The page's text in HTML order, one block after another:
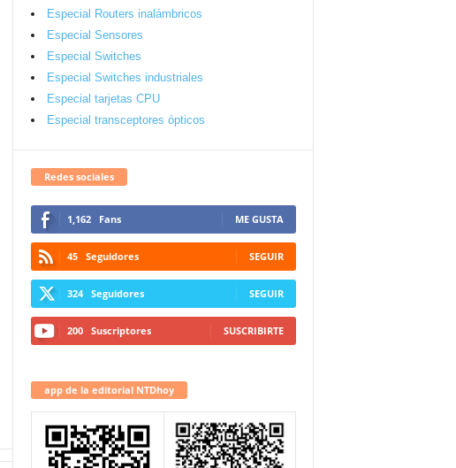
Especial Routers inalámbricos
Especial Sensores
Especial Switches
Especial Switches industriales
Especial tarjetas CPU
Especial transceptores ópticos
Redes sociales
1,162 Fans ME GUSTA
45 Seguidores SEGUIR
324 Seguidores SEGUIR
200 Suscriptores SUSCRIBIRTE
app de la editorial NTDhoy